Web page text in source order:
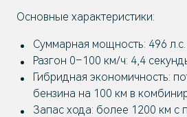
Основные характеристики:
Суммарная мощность: 496 л.с.
Разгон 0–100 км/ч: 4,4
Гибридная экономичность:
бензина на 100 км в
Запас хода: более 1200 км с